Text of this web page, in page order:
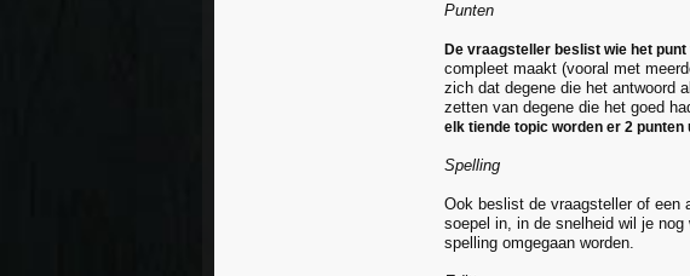
Punten
De vraagsteller beslist wie het
compleet maakt (vooral met
zich dat degene die het antwoord
zetten van degene die het goed
elk tiende topic worden er 2 punten
Spelling
Ook beslist de vraagsteller of een
soepel in, in de snelheid wil je
spelling omgegaan worden.